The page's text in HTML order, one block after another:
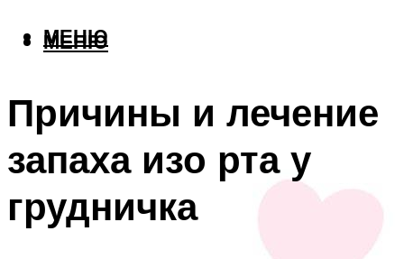
МЕНЮ
МЕНЮ
Причины и лечение
запаха изо рта у
грудничка